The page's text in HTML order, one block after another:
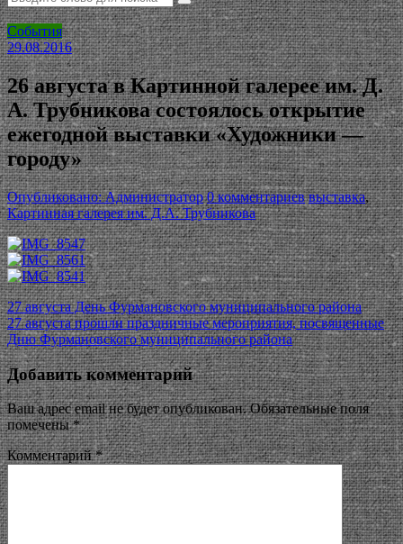
События
29.08.2016
26 августа в Картинной галерее им. Д.
А. Трубникова состоялось открытие
ежегодной выставки «Художники —
городу»
Опубликовано: Администратор 0 комментариев выставка,
Картинная галерея им. Д.А. Трубникова
Post
navigation
27 августа День Фурмановского муниципального района
27 августа прошли праздничные мероприятия, посвященные
Дню Фурмановского муниципального района
Добавить комментарий
Ваш адрес email не будет опубликован. Обязательные поля
помечены*
Комментарий*